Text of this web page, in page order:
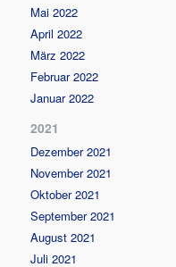
Mai 2022
April 2022
März 2022
Februar 2022
Januar 2022
2021
Dezember 2021
November 2021
Oktober 2021
September 2021
August 2021
Juli 2021